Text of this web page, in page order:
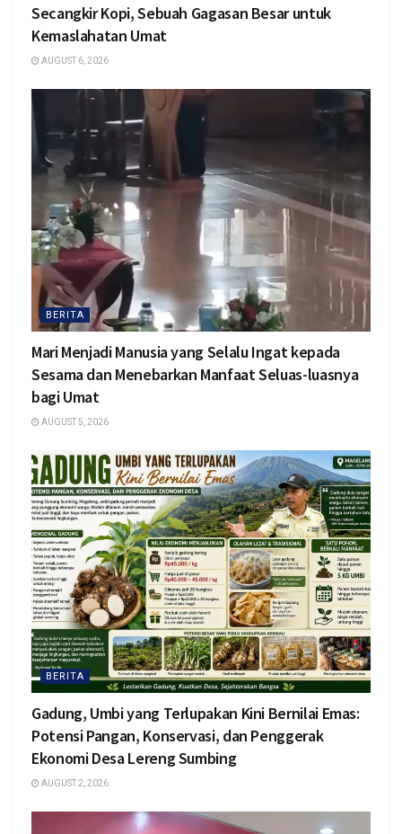
Secangkir Kopi, Sebuah Gagasan Besar untuk
Kemaslahatan Umat
AUGUST 6, 2026
BERITA
Mari Menjadi Manusia yang Selalu Ingat kepada
Sesama dan Menebarkan Manfaat Seluas-luasnya
bagi Umat
AUGUST 5, 2026
BERITA
Gadung, Umbi yang Terlupakan Kini Bernilai Emas:
Potensi Pangan, Konservasi, dan Penggerak
Ekonomi Desa Lereng Sumbing
AUGUST 2, 2026